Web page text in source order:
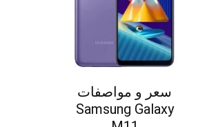
سعر و مواصفات
Samsung Galaxy